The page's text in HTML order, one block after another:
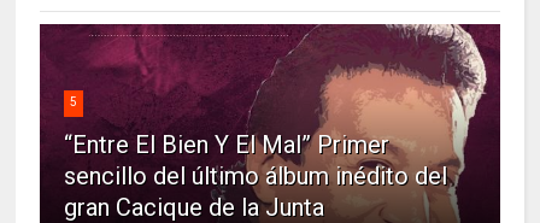
5
“Entre El Bien Y El Mal” Primer
sencillo del último álbum inédito del
gran Cacique de la Junta